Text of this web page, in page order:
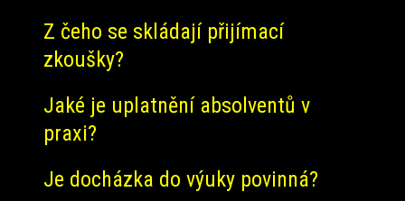
Z čeho se skládají přijímací
zkoušky?
Jaké je uplatnění absolventů v
praxi?
Je docházka do výuky povinná?